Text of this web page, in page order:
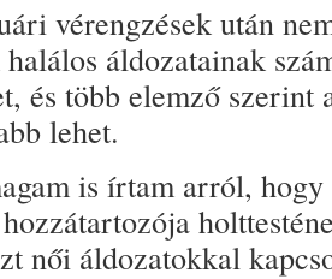
vérengzések után
áldozatainak
és több elemző szerint
lehet.
is írtam arról,
női áldozatokkal